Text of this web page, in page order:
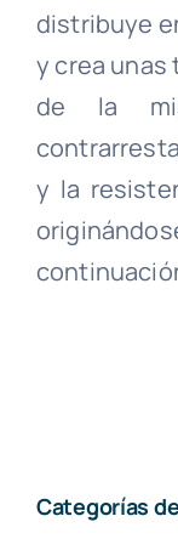
distribuye
y crea
de la
y la
Categorías